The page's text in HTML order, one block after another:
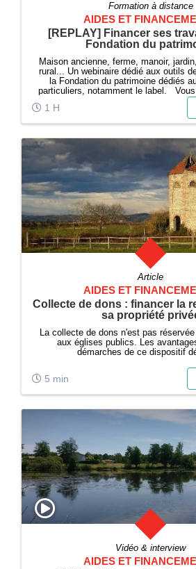
Formation à distance
AIDES ET
[REPLAY] Financer ses
Fondation du
Maison ancienne, ferme, manoir,
rural... Un webinaire dédié aux outils
la Fondation du patrimoine dédiés
particuliers, notamment le label.
d'un bien ancien, professionnel du
1 H
Article
AIDES ET
Collecte de dons : financer la
sa propriété
La collecte de dons n'est pas
aux églises publics. Les
démarches de ce dispositif
5 min
Vidéo & interview
AIDES ET